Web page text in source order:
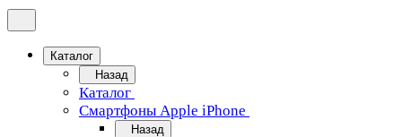
Каталог
Назад
Каталог
Смартфоны Apple iPhone
Назад